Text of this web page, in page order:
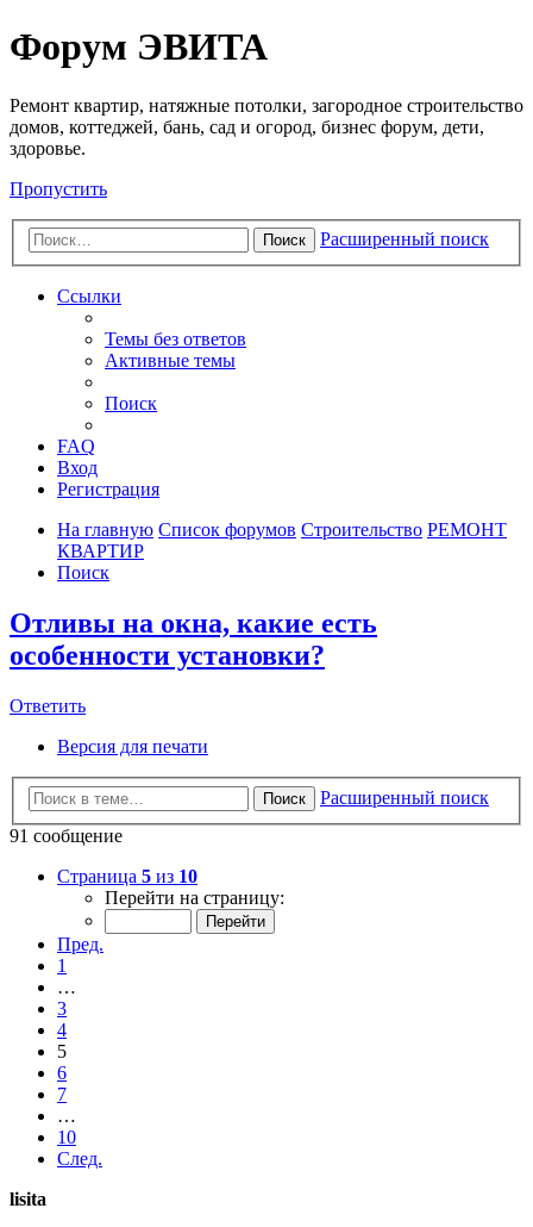
Регистрация
Форум ЭВИТА
Ремонт квартир, натяжные потолки, загородное строительство
домов, коттеджей, бань, сад и огород, бизнес форум, дети,
здоровье.
Пропустить
Поиск Расширенный поиск
Ссылки
Темы без ответов
Активные темы
Поиск
FAQ
Вход
Регистрация
На главную Список форумов Строительство РЕМОНТ
КВАРТИР
Поиск
Отливы на окна, какие есть
особенности установки?
Ответить
Ответить
Версия для печати
Поиск
Расширенный поиск
91 сообщение
Страница 5 из 10
Перейти на страницу:
Пред.
1
…
3
4
5
6
7
…
10
След.
lisita